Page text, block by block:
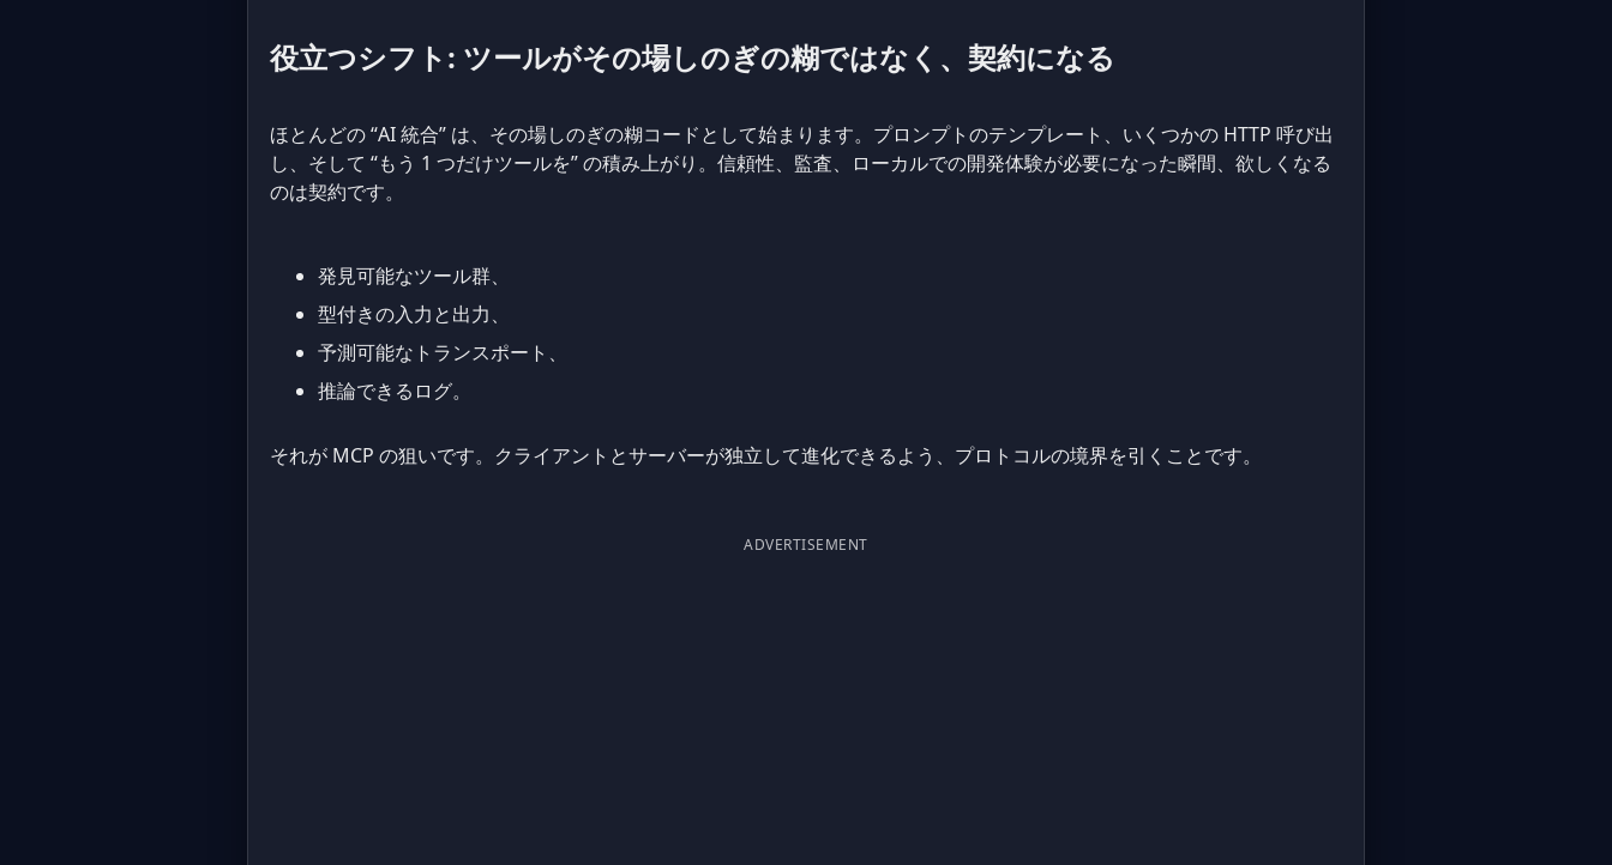
役立つシフト: ツールがその場しのぎの糊ではなく、契約になる
ほとんどの “AI 統合” は、その場しのぎの糊コードとして始まります。プロンプトのテンプレート、いくつかの HTTP 呼び出
し、そして “もう 1 つだけツールを” の積み上がり。信頼性、監査、ローカルでの開発体験が必要になった瞬間、欲しくなる
のは契約です。
発見可能なツール群、
型付きの入力と出力、
予測可能なトランスポート、
推論できるログ。
それが MCP の狙いです。クライアントとサーバーが独立して進化できるよう、プロトコルの境界を引くことです。
ADVERTISEMENT